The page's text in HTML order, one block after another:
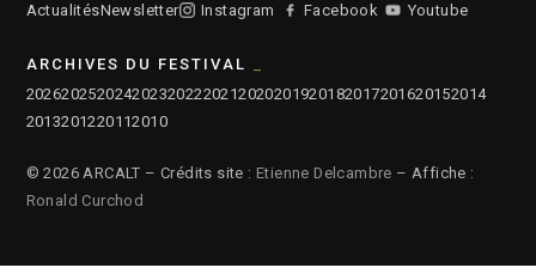
ActualitésNewsletter Instagram Facebook Youtube
ARCHIVES DU FESTIVAL
2026202520242023202220212020201920182017201620152014
2013201220112010
© 2026 ARCALT – Crédits site : Etienne Delcambre – Affiche :
Ronald Curchod